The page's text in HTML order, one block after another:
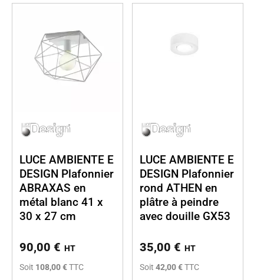
LUCE AMBIENTE E
DESIGN Plafonnier
ABRAXAS en
métal blanc 41 x
30 x 27 cm
90,00 € HT
Soit 108,00 €TTC
LUCE AMBIENTE E
DESIGN Plafonnier
rond ATHEN en
plâtre à peindre
avec douille GX53
35,00 € HT
Soit 42,00 €TTC